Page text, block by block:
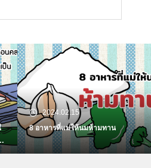
2024.02.10
แนะวิธีเพิ่มปริมาณน้ำนมแม่อย่างถูก
วิธี